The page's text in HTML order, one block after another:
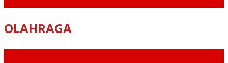
OLAHRAGA